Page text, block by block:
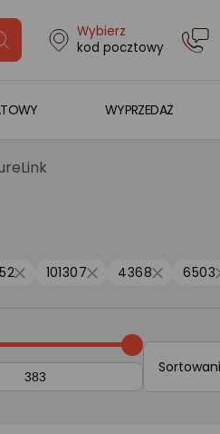
Wybierz
kod pocztowy
WYPRZEDAŻ
101307 4368 6503